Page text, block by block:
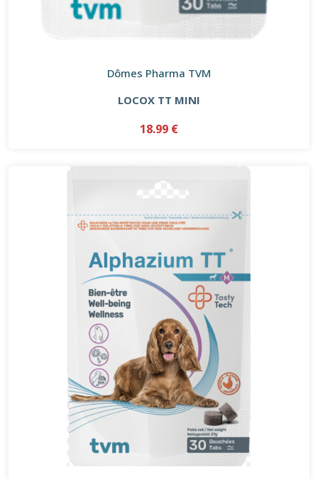
Dômes Pharma TVM
LOCOX TT MINI
18.99 €